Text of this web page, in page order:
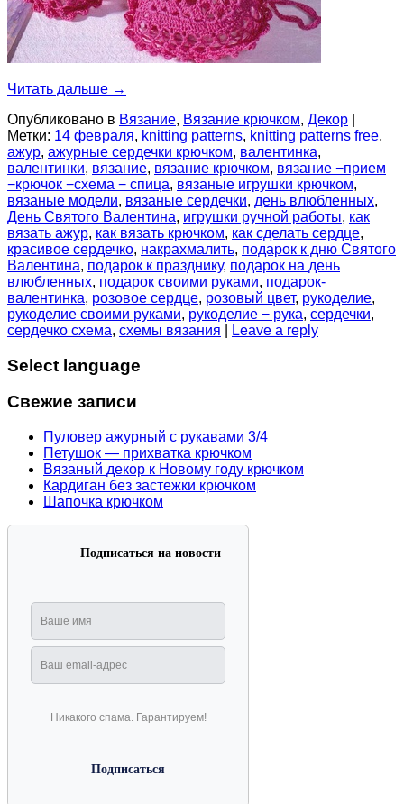
Читать дальше →
Опубликовано в Вязание, Вязание крючком, Декор
Метки: 14 февраля, knitting patterns, knitting patterns free,
ажур, ажурные сердечки крючком, валентинка,
валентинки, вязание, вязание крючком, вязание −прием
−крючок −схема − спица, вязаные игрушки крючком,
вязаные модели, вязаные сердечки, день влюбленных,
День Святого Валентина, игрушки ручной работы, как
вязать ажур, как вязать крючком, как сделать сердце,
красивое сердечко, накрахмалить, подарок к дню Святого
Валентина, подарок к празднику, подарок на день
влюбленных, подарок своими руками, подарок-
валентинка, розовое сердце, розовый цвет, рукоделие,
рукоделие своими руками, рукоделие − рука, сердечки,
сердечко схема, схемы вязания Leave a reply
Select language
Свежие записи
Пуловер ажурный с рукавами 3/4
Петушок — прихватка крючком
Вязаный декор к Новому году крючком
Кардиган без застежки крючком
Шапочка крючком
Подписаться на новости
Никакого спама. Гарантируем!